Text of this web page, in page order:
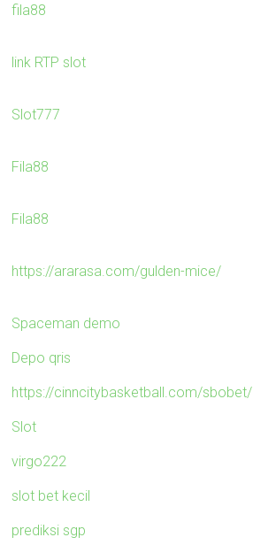
fila88
link RTP slot
Slot777
Fila88
Fila88
https://ararasa.com/gulden-mice/
Spaceman demo
Depo qris
https://cinncitybasketball.com/sbobet/
Slot
virgo222
slot bet kecil
prediksi sgp